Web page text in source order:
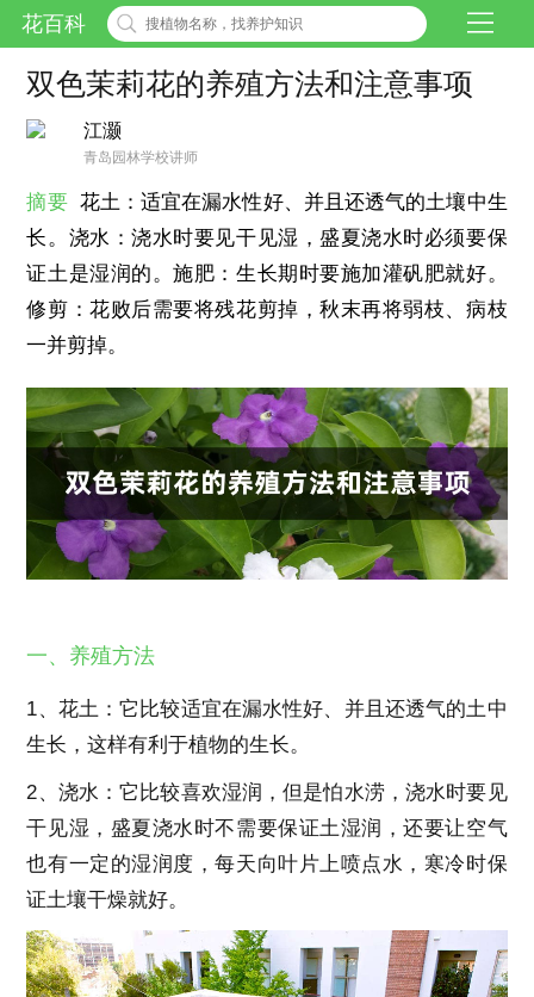
花百科
双色茉莉花的养殖方法和注意事项
江灏
青岛园林学校讲师
摘要 花土：适宜在漏水性好、并且还透气的土壤中生
长。浇水：浇水时要见干见湿，盛夏浇水时必须要保
证土是湿润的。施肥：生长期时要施加灌矾肥就好。
修剪：花败后需要将残花剪掉，秋末再将弱枝、病枝
一并剪掉。
一、养殖方法
1、花土：它比较适宜在漏水性好、并且还透气的土中
生长，这样有利于植物的生长。
2、浇水：它比较喜欢湿润，但是怕水涝，浇水时要见
干见湿，盛夏浇水时不需要保证土湿润，还要让空气
也有一定的湿润度，每天向叶片上喷点水，寒冷时保
证土壤干燥就好。